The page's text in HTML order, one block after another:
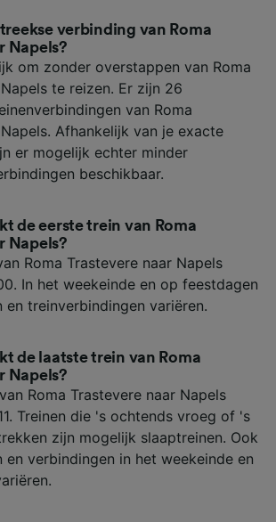
verbinding van Roma
Napels?
om zonder overstappen van Roma
te reizen. Er zijn 26
van Roma
Afhankelijk van je exacte
er mogelijk echter minder
beschikbaar.
de eerste trein van Roma
Napels?
Roma Trastevere naar Napels
In het weekeinde en op feestdagen
en treinverbindingen variëren.
de laatste trein van Roma
Napels?
Roma Trastevere naar Napels
Treinen die 's ochtends vroeg of 's
zijn mogelijk slaaptreinen. Ook
en verbindingen in het weekeinde en